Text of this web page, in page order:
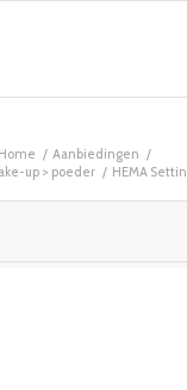
Home / Aanbiedingen /
up > poeder / HEMA